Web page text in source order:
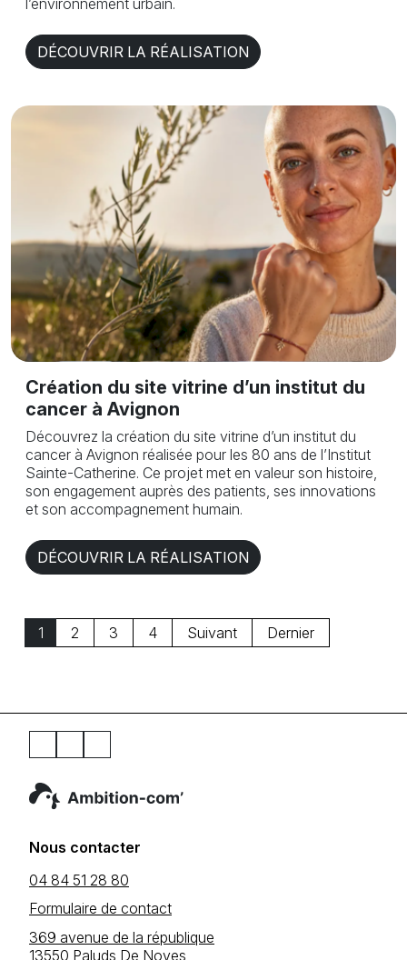
l’environnement urbain.
DÉCOUVRIR LA RÉALISATION
Création du site vitrine d’un institut du
cancer à Avignon
Découvrez la création du site vitrine d’un institut du
cancer à Avignon réalisée pour les 80 ans de l’Institut
Sainte-Catherine. Ce projet met en valeur son histoire,
son engagement auprès des patients, ses innovations
et son accompagnement humain.
DÉCOUVRIR LA RÉALISATION
1 2 3 4 Suivant Dernier
Nous contacter
04 84 51 28 80
Formulaire de contact
369 avenue de la république
13550 Paluds De Noves